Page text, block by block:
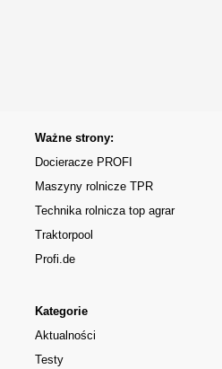
Kategorie
Aktualności
Testy
Ważne strony:
Docieracze PROFI
Maszyny rolnicze TPR
Technika rolnicza top agrar
Traktorpool
Profi.de